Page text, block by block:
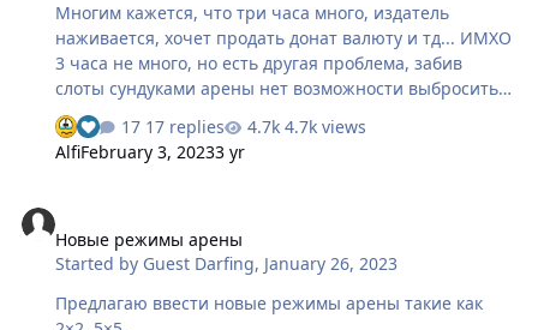
Многим кажется, что три часа много, издатель
наживается, хочет продать донат валюту и тд... ИМХО
3 часа не много, но есть другая проблема, забив
слоты сундуками арены нет возможности выбросить
лишний, чтобы получить сундук с Полей Битвы к
примеру. Ну и сами походы на арену теряют смысл,
когда у тебя все забито сундуками. Выход - сделать
справедливая плата. И у людей именуемых
"задротами" будет шанс не отстать от донатеров. Если
нечего, то он начнёт ждать, и риск того, что в игру он
17 replies
4.7k views
AlfiFebruary 3, 20233 yr
Новые режимы арены
Started by Guest Darfing, January 26, 2023
Предлагаю ввести новые режимы арены такие как